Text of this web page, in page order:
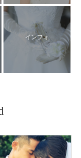
インフォ